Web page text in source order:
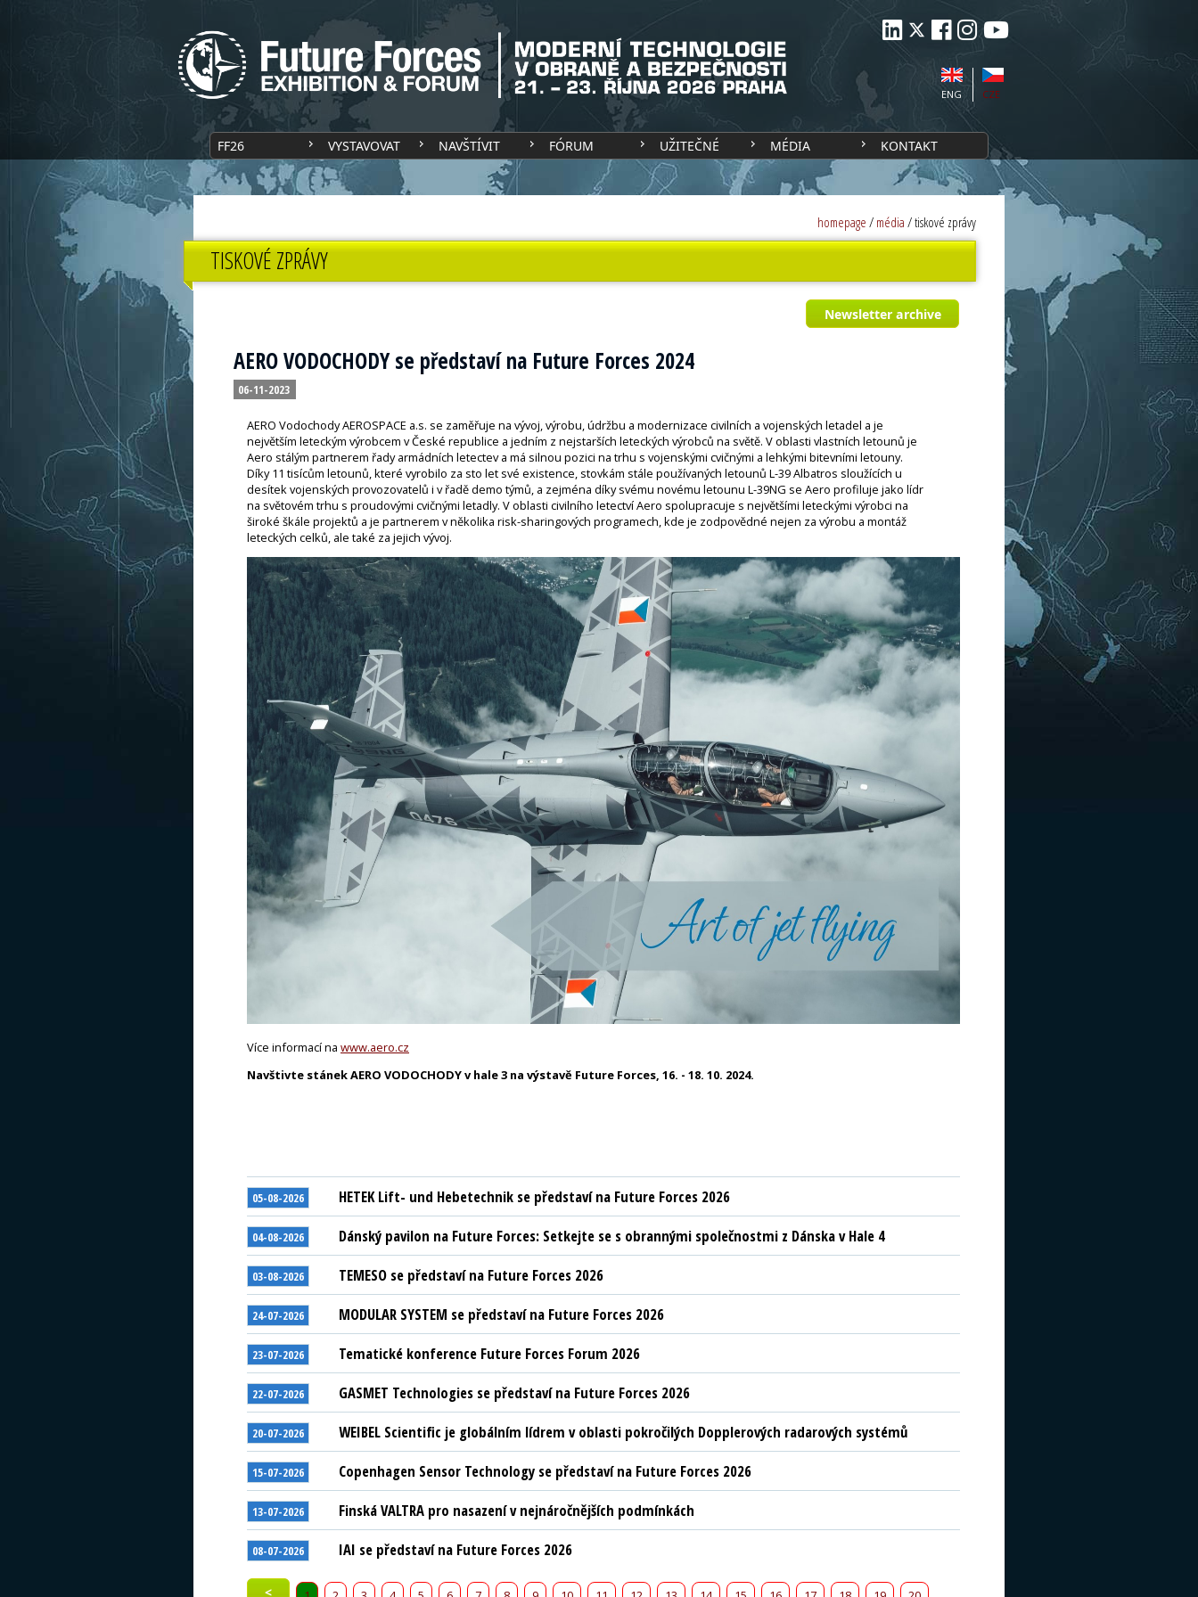
CZE
ENG
FF26 VYSTAVOVAT NAVŠTÍVIT FÓRUM UŽITEČNÉ MÉDIA KONTAKT
homepage/média/tiskové zprávy
TISKOVÉ ZPRÁVY
Newsletter archive
AERO VODOCHODY se představí na Future Forces 2024
06-11-2023
AERO Vodochody AEROSPACE a.s. se zaměřuje na vývoj, výrobu, údržbu a modernizace civilních a vojenských letadel a je
největším leteckým výrobcem v České republice a jedním z nejstarších leteckých výrobců na světě. V oblasti vlastních letounů je
Aero stálým partnerem řady armádních letectev a má silnou pozici na trhu s vojenskými cvičnými a lehkými bitevními letouny.
Díky 11 tisícům letounů, které vyrobilo za sto let své existence, stovkám stále používaných letounů L-39 Albatros sloužících u
desítek vojenských provozovatelů i v řadě demo týmů, a zejména díky svému novému letounu L-39NG se Aero profiluje jako lídr
na světovém trhu s proudovými cvičnými letadly. V oblasti civilního letectví Aero spolupracuje s největšími leteckými výrobci na
široké škále projektů a je partnerem v několika risk-sharingových programech, kde je zodpovědné nejen za výrobu a montáž
leteckých celků, ale také za jejich vývoj.
Více informací na www.aero.cz
Navštivte stánek AERO VODOCHODY v hale 3 na výstavě Future Forces, 16. - 18. 10. 2024.
05-08-2026 HETEK Lift- und Hebetechnik se představí na Future Forces 2026
04-08-2026 Dánský pavilon na Future Forces: Setkejte se s obrannými společnostmi z Dánska v Hale 4
03-08-2026 TEMESO se představí na Future Forces 2026
24-07-2026 MODULAR SYSTEM se představí na Future Forces 2026
23-07-2026 Tematické konference Future Forces Forum 2026
22-07-2026 GASMET Technologies se představí na Future Forces 2026
20-07-2026 WEIBEL Scientific je globálním lídrem v oblasti pokročilých Dopplerových radarových systémů
15-07-2026 Copenhagen Sensor Technology se představí na Future Forces 2026
13-07-2026 Finská VALTRA pro nasazení v nejnáročnějších podmínkách
08-07-2026 IAI se představí na Future Forces 2026
<